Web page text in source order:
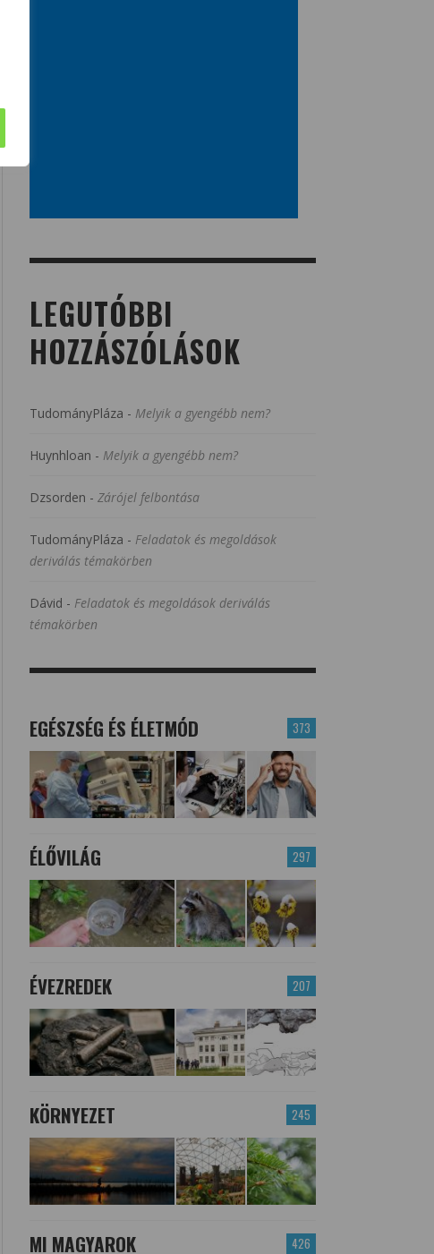
LEGUTÓBBI
HOZZÁSZÓLÁSOK
TudományPláza - Melyik a gyengébb nem?
Huynhloan - Melyik a gyengébb nem?
Dzsorden - Zárójel felbontása
TudományPláza - Feladatok és megoldások
deriválás témakörben
Dávid - Feladatok és megoldások deriválás
témakörben
373
EGÉSZSÉG ÉS ÉLETMÓD
297
ÉLŐVILÁG
207
ÉVEZREDEK
245
KÖRNYEZET
426
MI MAGYAROK